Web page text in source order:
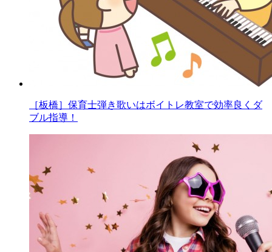
［板橋］保育士弾き歌いはボイトレ教室で効率良くダ
ブル指導！